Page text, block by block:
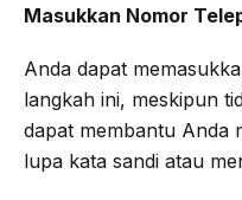
Masukkan Nomor
Anda dapat
langkah ini, meskipun
dapat membantu Anda
lupa kata sandi atau